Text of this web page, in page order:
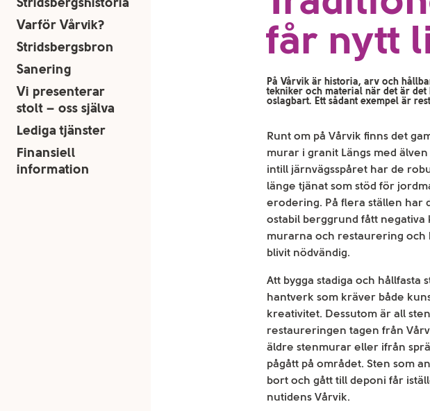
Varför Vårvik?
Stridsbergsbron
Sanering
Vi presenterar
stolt – oss själva
Lediga tjänster
Finansiell
information
får nytt
På Vårvik är historia, arv och
tekniker och material när det är
oslagbart. Ett sådant exempel är
Runt om på Vårvik finns det
murar i granit Längs med
intill järnvägsspåret har de
länge tjänat som stöd för
erodering. På flera ställen har
ostabil berggrund fått negativa
murarna och restaurering
blivit nödvändig.
Att bygga stadiga och hållfasta
hantverk som kräver både
kreativitet. Dessutom är all
restaureringen tagen från
äldre stenmurar eller ifrån
pågått på området. Sten som
bort och gått till deponi får
nutidens Vårvik.